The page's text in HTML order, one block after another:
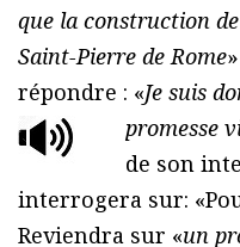
que la construction
Saint-Pierre de Rome
répondre : «Je suis
promesse
de son
interrogera sur:
Reviendra sur «un